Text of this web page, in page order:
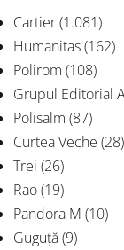
Cartier(1.081)
Humanitas(162)
Polirom (108)
Grupul Editorial
Polisalm (87)
Curtea Veche (28)
Trei (26)
Rao(19)
Pandora M (10)
Guguță(9)